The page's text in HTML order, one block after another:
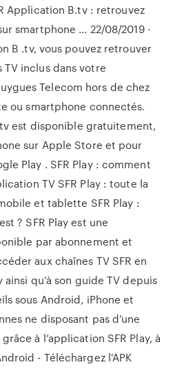
Application B.tv : retrouvez
smartphone ... 22/08/2019 ·
B .tv, vous pouvez retrouver
inclus dans votre
Telecom hors de chez
ou smartphone connectés.
est disponible gratuitement,
sur Apple Store et pour
Play . SFR Play : comment
TV SFR Play : toute la
et tablette SFR Play :
? SFR Play est une
par abonnement et
aux chaînes TV SFR en
qu’à son guide TV depuis
sous Android, iPhone et
ne disposant pas d’une
à l’application SFR Play, à
- Téléchargez l'APK